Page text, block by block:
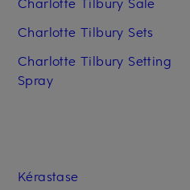
Charlotte Tilbury Sets
Charlotte Tilbury Setting
Spray
Kérastase